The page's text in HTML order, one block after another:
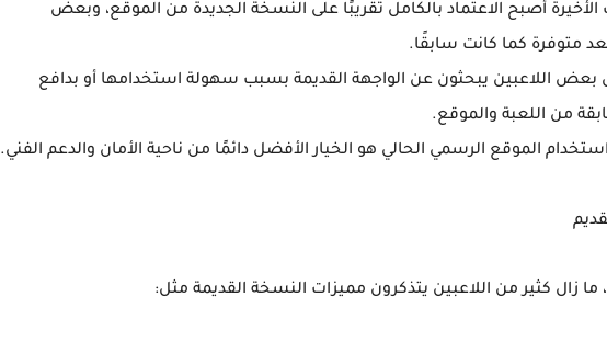
الأخيرة أصبح الاعتماد بالكامل تقريبًا على النسخة الجديدة من الموقع، وبعض
متوفرة كما كانت سابقًا.
بعض اللاعبين يبحثون عن الواجهة القديمة بسبب سهولة استخدامها أو بدافع
من اللعبة والموقع.
الموقع الرسمي الحالي هو الخيار الأفضل دائمًا من ناحية الأمان والدعم الفني.
ما زال كثير من اللاعبين يتذكرون مميزات النسخة القديمة مثل: